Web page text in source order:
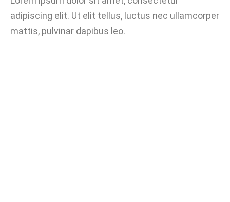
adipiscing elit. Ut elit tellus, luctus nec ullamcorper
mattis, pulvinar dapibus leo.